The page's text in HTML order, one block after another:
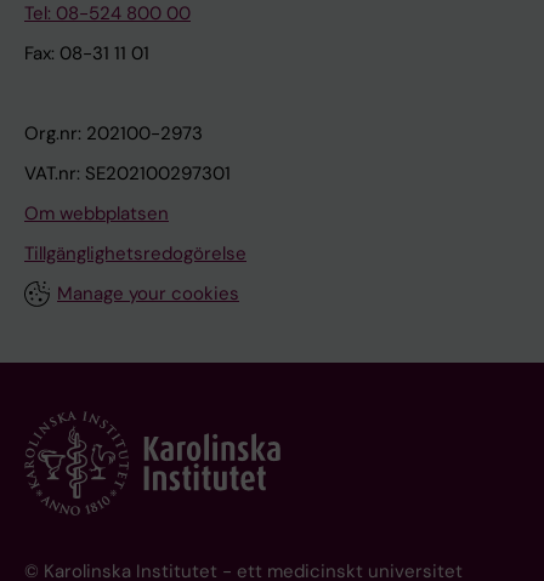
Tel: 08-524 800 00
Fax: 08-31 11 01
Org.nr: 202100-2973
VAT.nr: SE202100297301
Om webbplatsen
Tillgänglighetsredogörelse
Manage your cookies
© Karolinska Institutet - ett medicinskt universitet